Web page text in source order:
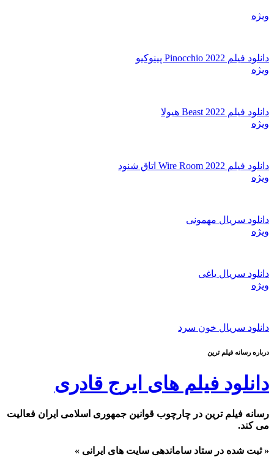
ویژه
دانلود فیلم Pinocchio 2022 پینوکیو
ویژه
دانلود فیلم Beast 2022 هیولا
ویژه
دانلود فیلم Wire Room 2022 اتاق شنود
ویژه
دانلود سریال مهمونی
ویژه
دانلود سریال یاغی
ویژه
دانلود سریال خون سرد
درباره رسانه فیلم ترین
دانلود فیلم های ایرج قادری
رسانه فیلم ترین در چارچوب قوانین جمهوری اسلامی ایران فعالیت
می کند.
« ثبت شده در ستاد ساماندهی سایت های ایرانی »